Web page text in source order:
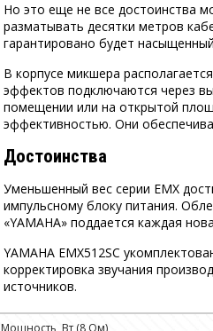
Но это еще не все достоинства
разматывать десятки метров
гарантировано будет
В корпусе микшера
эффектов подключаются через
помещении или на открытой
эффективностью. Они
Достоинства
Уменьшенный вес серии EMX
импульсному блоку питания.
«YAMAHA» поддается каждая
YAMAHA EMX512SC
корректировка звучания
источников.